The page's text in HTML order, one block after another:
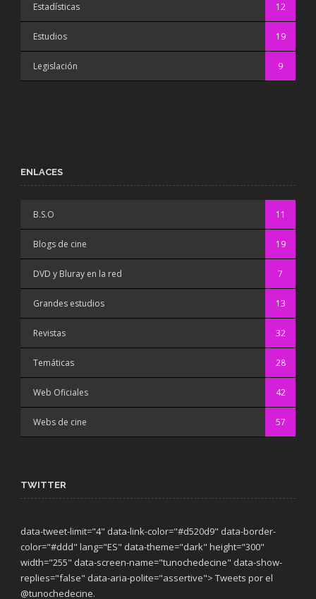
Estadísticas 12
Estudios 19
Legislación 9
ENLACES
B.S.O 11
Blogs de cine 19
DVD y Bluray en la red 7
Grandes estudios 13
Revistas 32
Temáticas 28
Web Oficiales 42
Webs de cine 57
TWITTER
data-tweet-limit="4" data-link-color="#d520d9" data-border-
color="#ddd" lang="ES" data-theme="dark" height="300"
width="255" data-screen-name="tunochedecine" data-show-
replies="false" data-aria-polite="assertive"> Tweets por el
@tunochedecine.